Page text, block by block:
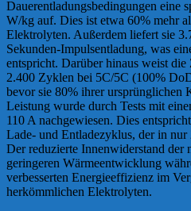
Dauerentladungsbedingungen eine
W/kg auf. Dies ist etwa 60% mehr
Elektrolyten. Außerdem liefert sie
Sekunden-Impulsentladung, was
entspricht. Darüber hinaus weist
2.400 Zyklen bei 5C/5C (100%
bevor sie 80% ihrer ursprünglichen
Leistung wurde durch Tests mit
110 A nachgewiesen. Dies
Lade- und Entladezyklus, der in nur
Der reduzierte Innenwiderstand der
geringeren Wärmeentwicklung
verbesserten Energieeffizienz im
herkömmlichen Elektrolyten.